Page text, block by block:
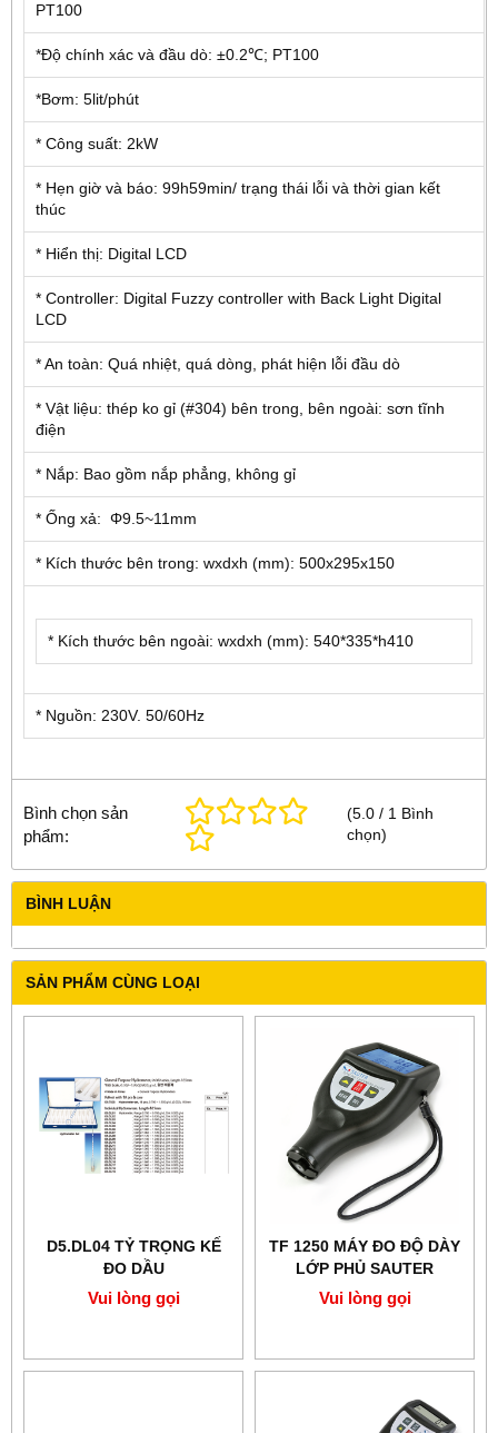
PT100
*Độ chính xác và đầu dò: ±0.2℃; PT100
*Bơm: 5lit/phút
* Công suất: 2kW
* Hẹn giờ và báo: 99h59min/ trạng thái lỗi và thời gian kết
thúc
* Hiển thị: Digital LCD
* Controller: Digital Fuzzy controller with Back Light Digital
LCD
* An toàn: Quá nhiệt, quá dòng, phát hiện lỗi đầu dò
* Vật liệu: thép ko gỉ (#304) bên trong, bên ngoài: sơn tĩnh
điện
* Nắp: Bao gồm nắp phẳng, không gỉ
* Ống xả: Φ9.5~11mm
* Kích thước bên trong: wxdxh (mm): 500x295x150
* Kích thước bên ngoài: wxdxh (mm): 540*335*h410
* Nguồn: 230V. 50/60Hz
Bình chọn sản
phẩm:
(5.0 / 1 Bình
chọn)
BÌNH LUẬN
SẢN PHẨM CÙNG LOẠI
D5.DL04 TỶ TRỌNG KẾ
ĐO DẦU
Vui lòng gọi
TF 1250 MÁY ĐO ĐỘ DÀY
LỚP PHỦ SAUTER
Vui lòng gọi